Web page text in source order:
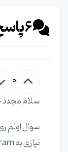
6
0
سلام
سوال اولم